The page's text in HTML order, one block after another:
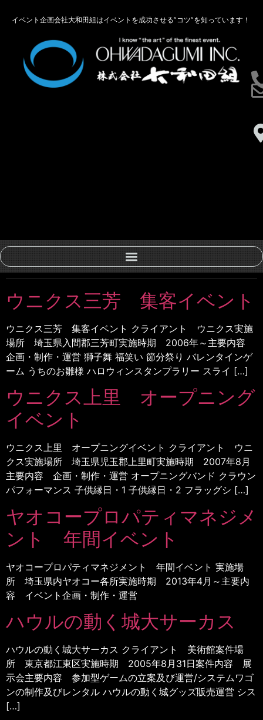
イベント企画会社大和田組はイベントを成功させる”コツ”を知っています！
ウニクス三芳 集客イベント
ウニクス三芳 集客イベント クライアント ウニクス実施
場所 埼玉県入間郡三芳町実施時期 2006年～主要内容
企画・制作・運営 獅子舞 福笑い 節分祭り バレンタインゲ
ーム うちのお雛様 ハロウィンスタンプラリー スライ […]
ウニクス上里 オープニング
イベント
ウニクス上里 オープニングイベント クライアント ウニ
クス実施場所 埼玉県児玉郡上里町実施時期 2007年8月
主要内容 企画・制作・運営 オープニングバンド クラウン
パフォーマンス 子供縁日・1 子供縁日・2 フラッグシ […]
ヤオコープロパティマネジメ
ント 年間イベント
ヤオコープロパティマネジメント 年間イベント 実施場
所 埼玉県内ヤオコー各所実施時期 2013年4月～主要内
容 イベント企画・制作・運営
ハウルの動く城大サーカス
ハウルの動く城大サーカス クライアント 美術館案件場
所 東京都江東区実施時期 2005年8月31日案件内容 展
示会主要内容 参加型ゲームの立案及び運営/システムワゴ
ンの制作及びレンタル ハウルの動く城グッズ販売運営 シス
[…]